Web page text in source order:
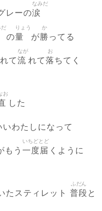
レーの涙
なみだ
だ
の量
りょう
が勝
か
ってる
て流
なが
れて落
お
ちてく
お
した
わたしになって
もう 一度届
いちどとど
くように
たスティレット 普段
ふだん
と